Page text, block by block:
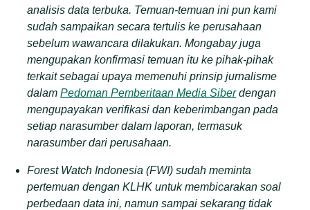
analisis data terbuka. Temuan-temuan ini pun kami
sudah sampaikan secara tertulis ke perusahaan
sebelum wawancara dilakukan. Mongabay juga
mengupakan konfirmasi temuan itu ke pihak-pihak
terkait sebagai upaya memenuhi prinsip jurnalisme
dalamPedoman Pemberitaan Media Siberdengan
mengupayakan verifikasi dan keberimbangan pada
setiap narasumber dalam laporan, termasuk
narasumber dari perusahaan.
Forest Watch Indonesia (FWI) sudah meminta
pertemuan dengan KLHK untuk membicarakan soal
perbedaan data ini, namun sampai sekarang tidak